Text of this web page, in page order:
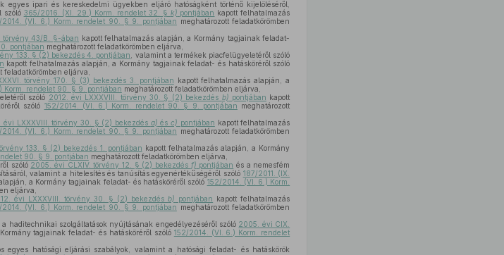
egyes ipari és kereskedelmi ügyekben eljáró hatóságként történő kijelöléséről,
szóló 365/2016. (XI. 29.) Korm. rendelet 32. § k) pontjában kapott felhatalmazás
2014. (VI. 6.) Korm. rendelet 90. § 9. pontjában meghatározott feladatkörömben
törvény 43/B. §-ában kapott felhatalmazás alapján, a Kormány tagjainak feladat-
pontjában meghatározott feladatkörömben eljárva,
133. § (2) bekezdés 4. pontjában
, valamint a termékek piacfelügyeletéről szóló
kapott felhatalmazás alapján, a Kormány tagjainak feladat- és hatásköréről szóló
feladatkörömben eljárva,
törvény 170. § (3) bekezdés 3. pontjában kapott felhatalmazás alapján, a
Korm. rendelet 90. § 9. pontjában meghatározott feladatkörömben eljárva,
szóló 2012. évi LXXXVIII. törvény 30. § (2) bekezdés b) pontjában kapott
szóló 152/2014. (VI. 6.) Korm. rendelet 90. § 9. pontjában meghatározott
évi LXXXVIII. törvény 30. § (2) bekezdés a) ésc) pontjában kapott felhatalmazás
2014. (VI. 6.) Korm. rendelet 90. § 9. pontjában meghatározott feladatkörömben
133. § (2) bekezdés 1. pontjában kapott felhatalmazás alapján, a Kormány
90. § 9. pontjában meghatározott feladatkörömben eljárva,
szóló 2005. évi CLXIV. törvény 12. § (2) bekezdés f) pontjában és a nemesfém
valamint a hitelesítés és tanúsítás egyenértékűségéről szóló 187/2011. (IX.
a Kormány tagjainak feladat- és hatásköréről szóló 152/2014. (VI. 6.) Korm.
eljárva,
évi LXXXVIII. törvény 30. § (2) bekezdésb) pontjában kapott felhatalmazás
2014. (VI. 6.) Korm. rendelet 90. § 9. pontjában meghatározott feladatkörömben
haditechnikai szolgáltatások nyújtásának engedélyezéséről szóló 2005. évi CIX.
tagjainak feladat- és hatásköréről szóló 152/2014. (VI. 6.) Korm. rendelet
egyes hatósági eljárási szabályok, valamint a hatósági feladat- és hatáskörök